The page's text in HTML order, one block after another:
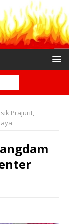
Prajurit,